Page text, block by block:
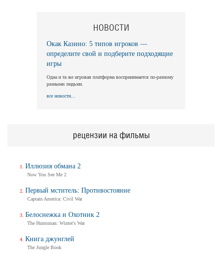
НОВОСТИ
Окак Казино: 5 типов игроков —
определите свой и подберите подходящие
игры
Одна и та же игровая платформа воспринимается по-разному
разными людьми.
все новости...
рецензии на фильмы
Иллюзия обмана 2
Now You See Me 2
Первый мститель: Противостояние
Captain America: Civil War
Белоснежка и Охотник 2
The Huntsman: Winter's War
Книга джунглей
The Jungle Book